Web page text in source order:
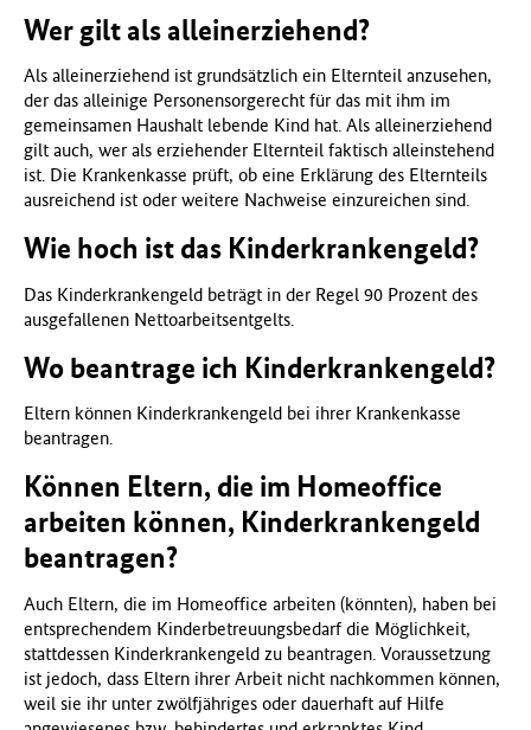
f
r
G
e
s
u
n
d
h
e
i
(
B
M
G
Wer gilt als alleinerziehend?
Als alleinerziehend ist grundsätzlich ein Elternteil anzusehen,
der das alleinige Personensorgerecht für das mit ihm im
gemeinsamen Haushalt lebende Kind hat. Als alleinerziehend
gilt auch, wer als erziehender Elternteil faktisch alleinstehend
ist. Die Krankenkasse prüft, ob eine Erklärung des Elternteils
ausreichend ist oder weitere Nachweise einzureichen sind.
Wie hoch ist das Kinderkrankengeld?
Das Kinderkrankengeld beträgt in der Regel 90 Prozent des
ausgefallenen Nettoarbeitsentgelts.
Wo beantrage ich Kinderkrankengeld?
Eltern können Kinderkrankengeld bei ihrer Krankenkasse
beantragen.
Können Eltern, die im Homeoffice
arbeiten können, Kinderkrankengeld
beantragen?
Auch Eltern, die im Homeoffice arbeiten (könnten), haben bei
entsprechendem Kinderbetreuungsbedarf die Möglichkeit,
stattdessen Kinderkrankengeld zu beantragen. Voraussetzung
ist jedoch, dass Eltern ihrer Arbeit nicht nachkommen können,
weil sie ihr unter zwölfjähriges oder dauerhaft auf Hilfe